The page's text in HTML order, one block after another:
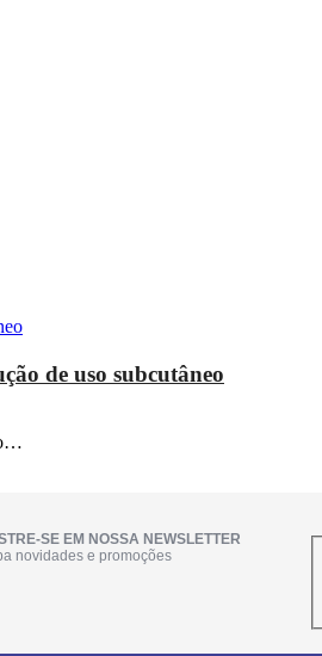
de uso subcutâneo
SE EM NOSSA NEWSLETTER
novidades e promoções